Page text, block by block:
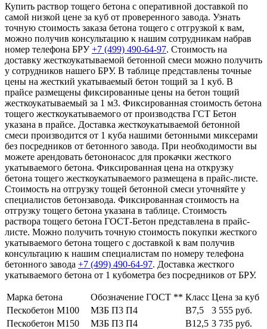
Купить раствор тощего бетона с оперативной доставкой по
самой низкой цене за куб от проверенного завода. Узнать
точную стоимость заказа бетона тощего с отгрузкой к вам,
можно получив консультацию к нашим сотрудникам набрав
номер телефона БРУ+7 (499) 490-64-97. Стоимость на
доставку жесткоукатываемой бетонной смеси можно получить
у сотрудников нашего БРУ. В таблице представлены точные
цены на жесткий укатываемый бетон тощий за 1 куб. В
прайсе размещены фиксированные цены на бетон тощий
жесткоукатываемый за 1 м3. Фиксированная стоимость бетона
тощего жесткоукатываемого от производства ГСТ Бетон
указана в прайсе. Доставка жесткоукатываемой бетонной
смеси производится от 1 куба нашими бетонными миксерами
без посредников от бетонного завода. При необходимости вы
можете арендовать бетононасос для прокачки жесткого
укатываемого бетона. Фиксированная цена на открузку
бетона тощего жесткоукатываемого размещена в прайс-листе.
Стоимость на отгрузку тощей бетонной смеси уточняйте у
специалистов бетонзавода. Фиксированная стоимость на
отгрузку тощего бетона указана в таблице. Стоимость
раствора тощего бетона ГОСТ-Бетон представлена в прайс-
листе. Можно получить точную стоимость покупки жесткого
укатываемого бетона тощего с доставкой к вам получив
консультацию к нашим специалистам по номеру телефона
бетонного завода +7 (499) 490-64-97. Доставка жесткого
укатываемого бетона от 1 кубометра без посредников от БРУ.
Марка бетона Обозначение ГОСТ ** Класс Цена за куб
Пескобетон М100
МЗБ П3 П4 В7,5
3 555 руб.
Пескобетон М150
МЗБ П3 П4 В12,5 3 735 руб.